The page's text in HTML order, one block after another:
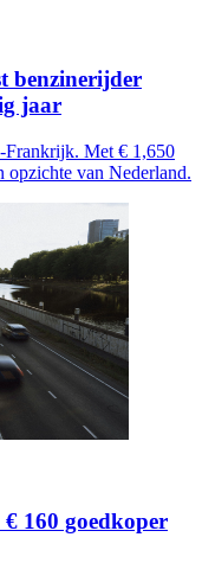
benzinerijder
jaar
Met € 1,650
opzichte van Nederland.
160 goedkoper